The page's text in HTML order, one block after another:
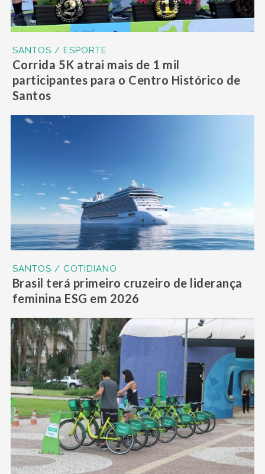
SANTOS / ESPORTE
Corrida 5K atrai mais de 1 mil
participantes para o Centro Histórico de
Santos
SANTOS / COTIDIANO
Brasil terá primeiro cruzeiro de liderança
feminina ESG em 2026